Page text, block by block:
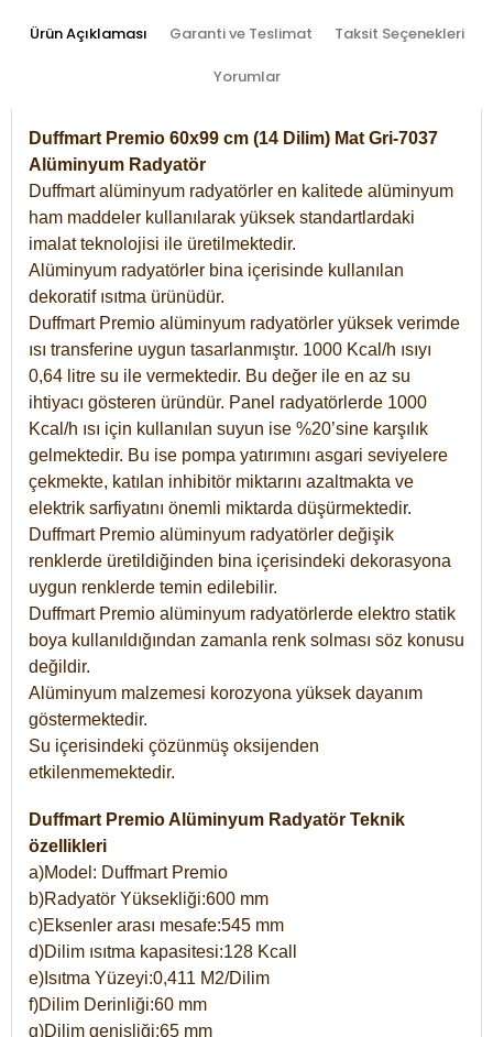
Ürün Açıklaması Garanti ve Teslimat Taksit Seçenekleri
Yorumlar
Duffmart Premio 60x99 cm (14 Dilim) Mat Gri-7037
Alüminyum Radyatör
Duffmart alüminyum radyatörler en kalitede alüminyum
ham maddeler kullanılarak yüksek standartlardaki
imalat teknolojisi ile üretilmektedir.
Alüminyum radyatörler bina içerisinde kullanılan
dekoratif ısıtma ürünüdür.
Duffmart Premio alüminyum radyatörler yüksek verimde
ısı transferine uygun tasarlanmıştır. 1000 Kcal/h ısıyı
0,64 litre su ile vermektedir. Bu değer ile en az su
ihtiyacı gösteren üründür. Panel radyatörlerde 1000
Kcal/h ısı için kullanılan suyun ise %20’sine karşılık
gelmektedir. Bu ise pompa yatırımını asgari seviyelere
çekmekte, katılan inhibitör miktarını azaltmakta ve
elektrik sarfiyatını önemli miktarda düşürmektedir.
Duffmart Premio alüminyum radyatörler değişik
renklerde üretildiğinden bina içerisindeki dekorasyona
uygun renklerde temin edilebilir.
Duffmart Premio alüminyum radyatörlerde elektro statik
boya kullanıldığından zamanla renk solması söz konusu
değildir.
Alüminyum malzemesi korozyona yüksek dayanım
göstermektedir.
Su içerisindeki çözünmüş oksijenden
etkilenmemektedir.
Duffmart Premio Alüminyum Radyatör Teknik
özellikleri
a)Model: Duffmart Premio
b)Radyatör Yüksekliği:600 mm
c)Eksenler arası mesafe:545 mm
d)Dilim ısıtma kapasitesi:128 Kcall
e)Isıtma Yüzeyi:0,411 M2/Dilim
f)Dilim Derinliği:60 mm
g)Dilim genişliği:65 mm